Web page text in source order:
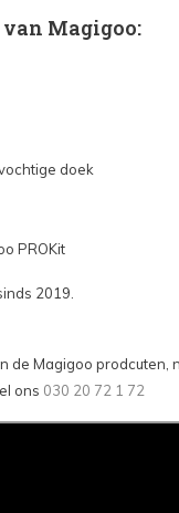
Magigoo:
doek
PROKit
2019.
de Magigoo prodcuten,
ons 030 20 72 1 72